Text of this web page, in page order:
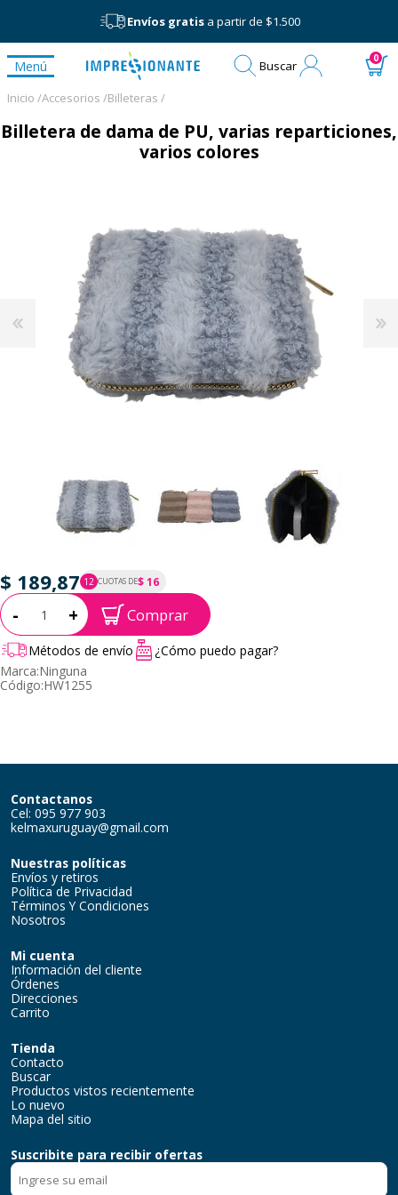
Envíos gratisa partir de $1.500
Menú Buscar 0
Inicio /Accesorios /Billeteras /
Billetera de dama de PU, varias reparticiones,
varios colores
$ 189,87 12 CUOTAS DE$ 16
P.T.F. $ 190
Cantidad:
- + Comprar
Métodos de envío
¿Cómo puedo pagar?
Marca:Ninguna
Código:HW1255
Contactanos
Cel: 095 977 903
kelmaxuruguay@gmail.com
Nuestras políticas
Envíos y retiros
Política de Privacidad
Términos Y Condiciones
Nosotros
Mi cuenta
Información del cliente
Órdenes
Direcciones
Carrito
Tienda
Contacto
Buscar
Productos vistos recientemente
Lo nuevo
Mapa del sitio
Suscribite para recibir ofertas